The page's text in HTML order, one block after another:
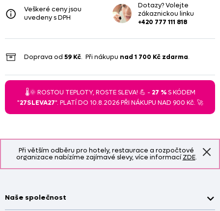
Při větším odběru pro hotely, restaurace a rozpočtové
organizace nabízíme zajímavé slevy, více informacíZDE.
Veškeré ceny jsou
uvedeny s DPH
Dotazy? Volejte
zákaznickou linku
+420 777 111 818
Doprava od 59 Kč. Při nákupu nad 1 700 Kč zdarma.
🌡️🌞 ROSTOU TEPLOTY, ROSTE SLEVA! 💪 - 27 %S KÓDEM
"27SLEVA27". PLATÍ DO 10.8.2026 PŘI NÁKUPU NAD 900 Kč. 🚀
Naše společnost